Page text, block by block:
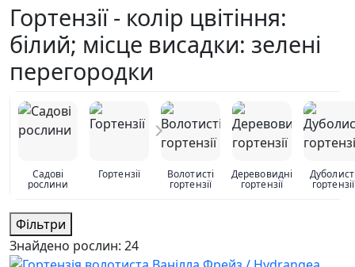
Гортензії - колір цвітіння:
білий; місце висадки: зелені
перегородки
Садові
рослини
Гортензії Волотисті
гортензії
Деревовидні
гортензії гортензії
Фільтри
Знайдено рослин: 24